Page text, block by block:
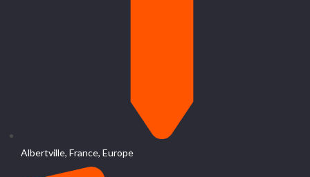
Albertville, France, Europe